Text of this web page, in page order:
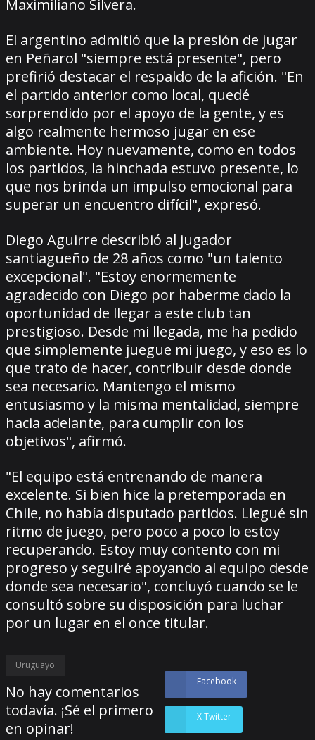
Maximiliano Silvera.
El argentino admitió que la presión de jugar
en Peñarol "siempre está presente", pero
prefirió destacar el respaldo de la afición. "En
el partido anterior como local, quedé
sorprendido por el apoyo de la gente, y es
algo realmente hermoso jugar en ese
ambiente. Hoy nuevamente, como en todos
los partidos, la hinchada estuvo presente, lo
que nos brinda un impulso emocional para
superar un encuentro difícil", expresó.
Diego Aguirre describió al jugador
santiagueño de 28 años como "un talento
excepcional". "Estoy enormemente
agradecido con Diego por haberme dado la
oportunidad de llegar a este club tan
prestigioso. Desde mi llegada, me ha pedido
que simplemente juegue mi juego, y eso es lo
que trato de hacer, contribuir desde donde
sea necesario. Mantengo el mismo
entusiasmo y la misma mentalidad, siempre
hacia adelante, para cumplir con los
objetivos", afirmó.
"El equipo está entrenando de manera
excelente. Si bien hice la pretemporada en
Chile, no había disputado partidos. Llegué sin
ritmo de juego, pero poco a poco lo estoy
recuperando. Estoy muy contento con mi
progreso y seguiré apoyando al equipo desde
donde sea necesario", concluyó cuando se le
consultó sobre su disposición para luchar
por un lugar en el once titular.
Uruguayo
Facebook
X Twitter
No hay comentarios
todavía. ¡Sé el primero
en opinar!